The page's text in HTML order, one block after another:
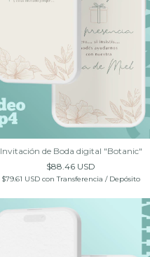
Invitación de Boda digital "Botanic"
$88.46 USD
$79.61 USD con Transferencia / Depósito